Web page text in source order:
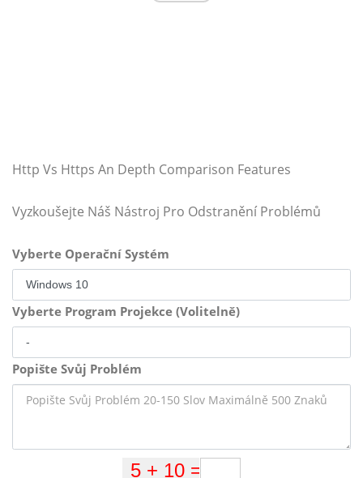
Http Vs Https An Depth Comparison Features
Vyzkoušejte Náš Nástroj Pro Odstranění Problémů
Vyberte Operační Systém
Vyberte Program Projekce (Volitelně)
Popište Svůj Problém